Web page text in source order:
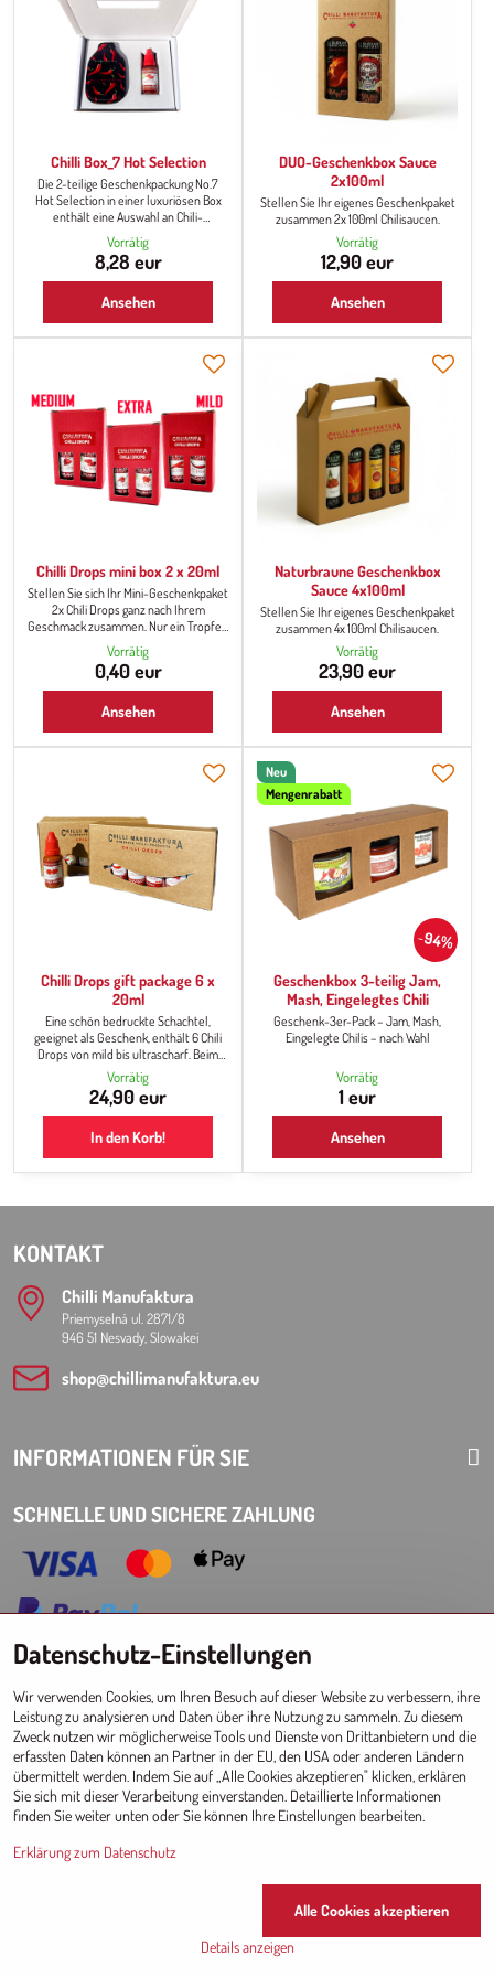
Chilli Box_7 Hot Selection
Die 2-teilige Geschenkpackung No.7
Hot Selection in einer luxuriösen Box
enthält eine Auswahl an Chili-
Produkten, damit sie beim Kochen oder
beim Sitzen oder Essen mit Familie oder
Freunden immer griffbereit oder in der
Küche sind.
Vorrätig
8,28 eur
Ansehen
DUO-Geschenkbox Sauce
2x100ml
Stellen Sie Ihr eigenes Geschenkpaket
zusammen 2x 100ml Chilisaucen.
Vorrätig
12,90 eur
Ansehen
Chilli Drops mini box 2 x 20ml
Stellen Sie sich Ihr Mini-Geschenkpaket
2x Chili Drops ganz nach Ihrem
Geschmack zusammen. Nur ein Tropfen
und das Essen ist scharf mit dem
typischen Chili-Geschmack.
Vorrätig
0,40 eur
Ansehen
Naturbraune Geschenkbox
Sauce 4x100ml
Stellen Sie Ihr eigenes Geschenkpaket
zusammen 4x 100ml Chilisaucen.
Vorrätig
23,90 eur
Ansehen
Chilli Drops gift package 6 x
20ml
Eine schön bedruckte Schachtel,
geeignet als Geschenk, enthält 6 Chili
Drops von mild bis ultrascharf. Beim
gemeinsamen Essen bietet das Set
allen Heißgetränke-Liebhabern die
Möglichkeit, für jede Mahlzeit die
passenden Hot Drops mit der genauen
Dosierung auszuwählen.
Vorrätig
24,90 eur
In den Korb!
94%
Neu
Mengenrabatt
Geschenkbox 3-teilig Jam,
Mash, Eingelegtes Chili
Geschenk-3er-Pack – Jam, Mash,
Eingelegte Chilis – nach Wahl
Vorrätig
1 eur
Ansehen
KONTAKT
Chilli Manufaktura
Priemyselná ul. 2871/8
946 51 Nesvady, Slowakei
shop​@chillimanufaktura​.eu
INFORMATIONEN FÜR SIE
SCHNELLE UND SICHERE ZAHLUNG
Choose Eshop for your delivery country:
AT CZ DE SK HU PL EU other countries
GROSSHANDEL FÜR GESCHÄFTE
Registrierung l Loginzum Großhandel
Since 2017 © CM
Website erstellt mit:BiznisWeb.sk
Datenschutz-Einstellungen
Wir verwenden Cookies, um Ihren Besuch auf dieser Website zu verbessern, ihre
Leistung zu analysieren und Daten über ihre Nutzung zu sammeln. Zu diesem
Zweck nutzen wir möglicherweise Tools und Dienste von Drittanbietern und die
erfassten Daten können an Partner in der EU, den USA oder anderen Ländern
übermittelt werden. Indem Sie auf „Alle Cookies akzeptieren" klicken, erklären
Sie sich mit dieser Verarbeitung einverstanden. Detaillierte Informationen
finden Sie weiter unten oder Sie können Ihre Einstellungen bearbeiten.
Erklärung zum Datenschutz
Details anzeigen
Alle Cookies akzeptieren